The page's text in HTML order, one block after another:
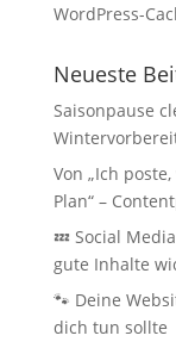
WordPress-
Neueste
Saisonpause
Von „Ich
Plan“ –
💤 Social
gute Inhalte
🐾 Deine
dich tun sollte